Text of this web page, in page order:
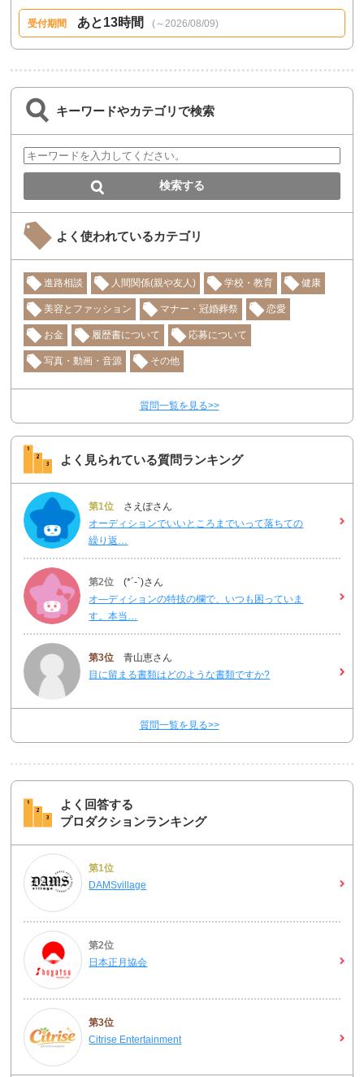
受付期間 あと13時間 (～2026/08/09)
キーワードやカテゴリで検索
よく使われているカテゴリ
進路相談 人間関係(親や友人) 学校・教育 健康
美容とファッション マナー・冠婚葬祭 恋愛
お金 履歴書について 応募について
写真・動画・音源 その他
質問一覧を見る>>
よく見られている質問ランキング
第1位 さえぽさん
オーディションでいいところまでいって落ちての
繰り返…
第2位 (*´-`)さん
オ―ディションの特技の欄で、いつも困っていま
す。本当…
第3位 青山恵さん
目に留まる書類はどのような書類ですか?
質問一覧を見る>>
よく回答する
プロダクションランキング
第1位
DAMSvillage
第2位
日本正月協会
第3位
Citrise Entertainment